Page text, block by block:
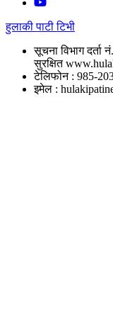
हुलाकी पाटी टिभी
सूचना विभाग
सुरक्षित
टेलिफोन : 985-
इमेल :